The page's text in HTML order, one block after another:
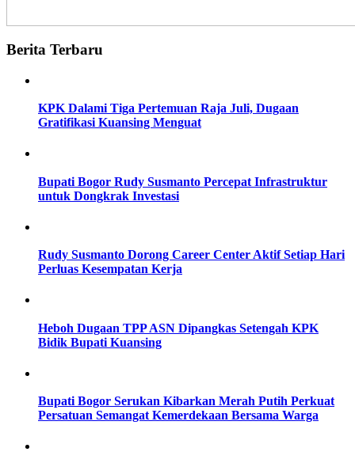
Berita Terbaru
KPK Dalami Tiga Pertemuan Raja Juli, Dugaan
Gratifikasi Kuansing Menguat
Bupati Bogor Rudy Susmanto Percepat Infrastruktur
untuk Dongkrak Investasi
Rudy Susmanto Dorong Career Center Aktif Setiap Hari
Perluas Kesempatan Kerja
Heboh Dugaan TPP ASN Dipangkas Setengah KPK
Bidik Bupati Kuansing
Bupati Bogor Serukan Kibarkan Merah Putih Perkuat
Persatuan Semangat Kemerdekaan Bersama Warga